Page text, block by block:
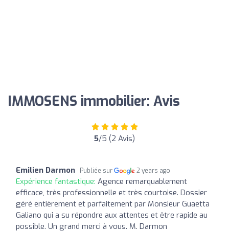
IMMOSENS immobilier: Avis
5/5 (2 Avis)
Emilien Darmon Publiée sur 2 years ago
Expérience fantastique: Agence remarquablement
efficace, très professionnelle et très courtoise. Dossier
géré entièrement et parfaitement par Monsieur Guaetta
Galiano qui a su répondre aux attentes et être rapide au
possible. Un grand merci à vous. M. Darmon